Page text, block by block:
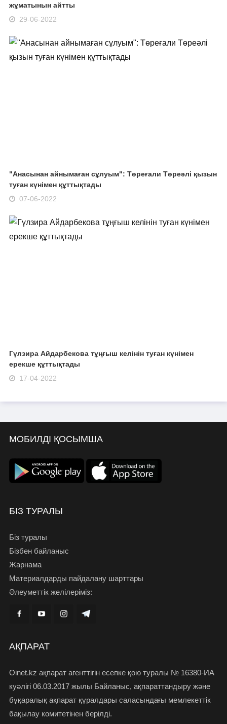
жұматынын айтты
29-06-2022
"Анасынан айнымаған сұлуым": Төреғали Төреәлі қызын
туған күнімен құттықтады
07-06-2022
Гүлзира Айдарбекова тұңғыш келінін туған күнімен
ерекше құттықтады
17-04-2022
МОБИЛДІ ҚОСЫМША
БІЗ ТУРАЛЫ
Біз туралы
Бізбен байланыс
Жарнама
Материалдарды пайдалану шарттары
Әлеуметтік желілеріміз:
АҚПАРАТ
Oinet.kz ақпарат агенттігін есепке қою туралы № 16380-ИА
куәлігі 06.03.2017 жылы Байланыс, ақпараттандыру және
бұқаралық ақпарат құралдары саласындағы мемлекеттік
бақылау комитетінен берілді.